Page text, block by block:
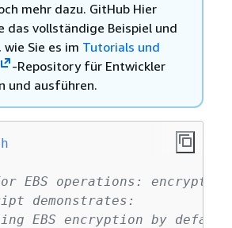
mehr dazu. GitHub Hier
das vollständige Beispiel und
Sie es im Tutorials und
-Repository für Entwickler
und ausführen.
EBS operations:
demonstrates:
EBS encryption by default